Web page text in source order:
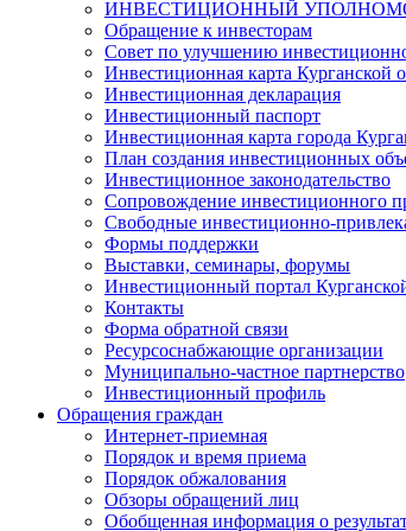
ИНВЕСТИЦИОННЫЙ
Обращение к инвесторам
Совет по улучшению
Инвестиционная карта Курганской
Инвестиционная декларация
Инвестиционный паспорт
Инвестиционная карта города
План создания инвестиционных
Инвестиционное законодательство
Сопровождение инвестиционного
Свободные инвестиционно-
Формы поддержки
Выставки, семинары, форумы
Инвестиционный портал
Контакты
Форма обратной связи
Ресурсоснабжающие организации
Муниципально-частное партнерство
Инвестиционный профиль
Обращения граждан
Интернет-приемная
Порядок и время приема
Порядок обжалования
Обзоры обращений лиц
Обобщенная информация о